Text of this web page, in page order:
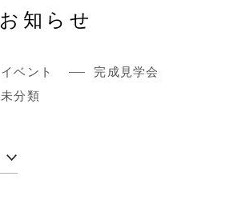
お知らせ
イベント
完成見学会
未分類